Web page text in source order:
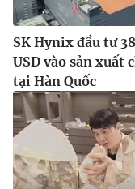
SK Hynix đầu tư
USD vào sản xuất
tại Hàn Quốc